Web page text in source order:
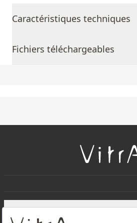
Caractéristiques techniques
Fichiers téléchargeables